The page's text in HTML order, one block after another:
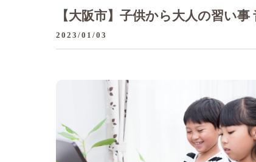
【大阪市】子供から大人の習い
2023/01/03